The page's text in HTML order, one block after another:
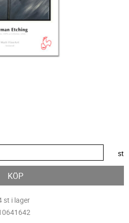
st
KÖP
st i lager